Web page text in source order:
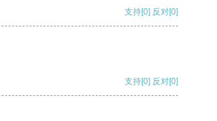
支持[0] 反对[0]
支持[0] 反对[0]